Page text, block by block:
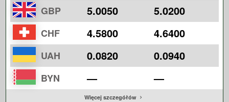
GBP 5.0050 5.0200
CHF 4.5800 4.6400
UAH 0.0820 0.0940
BYN — —
Więcej szczegółów